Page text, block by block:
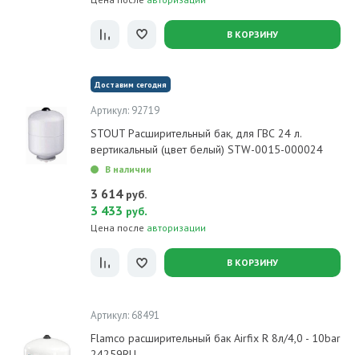
В КОРЗИНУ
Доставим сегодня
Артикул: 92719
STOUT Расширительный бак, для ГВС 24 л.
вертикальный (цвет белый) STW-0015-000024
В наличии
3 614 руб.
3 433 руб.
Цена после авторизации
В КОРЗИНУ
Артикул: 68491
Flamco расширительный бак Airfix R 8л/4,0 - 10bar